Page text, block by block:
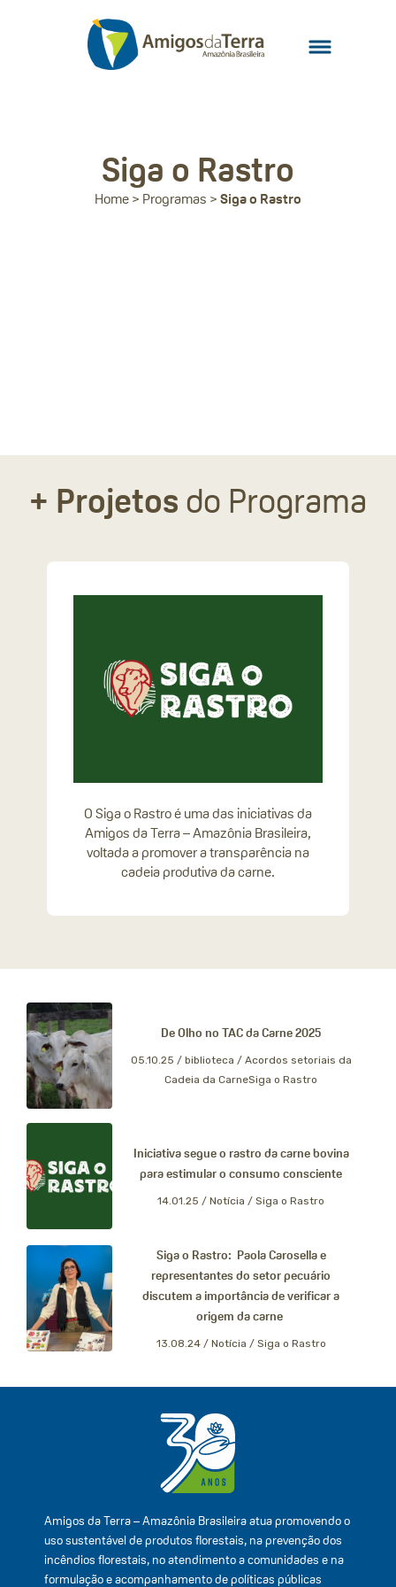
Siga o Rastro
Home> Programas >Siga o Rastro
+ Projetos do Programa
O Siga o Rastro é uma das iniciativas da
Amigos da Terra – Amazônia Brasileira,
voltada a promover a transparência na
cadeia produtiva da carne.
De Olho no TAC da Carne 2025
05.10.25 / biblioteca / Acordos setoriais da
Cadeia da CarneSiga o Rastro
Iniciativa segue o rastro da carne bovina
para estimular o consumo consciente
14.01.25 / Notícia / Siga o Rastro
Siga o Rastro: Paola Carosella e
representantes do setor pecuário
discutem a importância de verificar a
origem da carne
13.08.24 / Notícia / Siga o Rastro
Amigos da Terra – Amazônia Brasileira atua promovendo o
uso sustentável de produtos florestais, na prevenção dos
incêndios florestais, no atendimento a comunidades e na
formulação e acompanhamento de políticas públicas